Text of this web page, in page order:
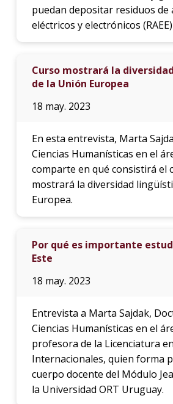
puedan depositar residuos de
eléctricos y electrónicos
Curso mostrará la
de la Unión Europea
18 may. 2023
En esta entrevista, Marta
Ciencias Humanísticas en el
comparte en qué consistirá el
mostrará la diversidad
Europea.
Por qué es importante
Este
18 may. 2023
Entrevista a Marta Sajdak,
Ciencias Humanísticas en el
profesora de la Licenciatura
Internacionales, quien forma
cuerpo docente del Módulo
la Universidad ORT Uruguay.